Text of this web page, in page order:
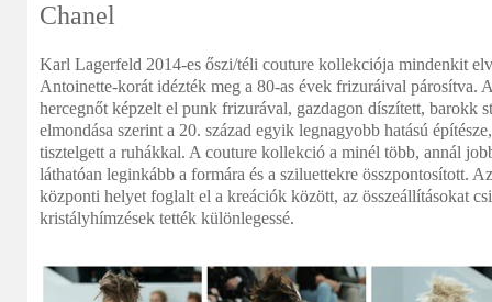
Chanel
Karl Lagerfeld 2014-es őszi/téli couture kollekciója mindenkit
Antoinette-korát idézték meg a 80-as évek frizuráival párosítva.
hercegnőt képzelt el punk frizurával, gazdagon díszített, barokk
elmondása szerint a 20. század egyik legnagyobb hatású
tisztelgett a ruhákkal. A couture kollekció a minél több, annál
láthatóan leginkább a formára és a sziluettekre összpontosított.
központi helyet foglalt el a kreációk között, az összeállításokat
kristályhímzések tették különlegessé.